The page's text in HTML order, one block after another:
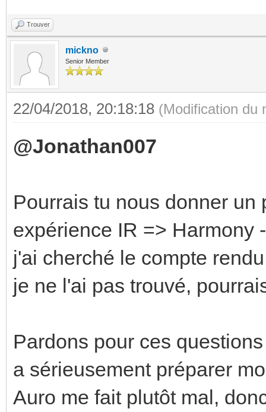
Trouver
mickno
Senior Member
22/04/2018, 20:18:18 (Modification du
@Jonathan007
Pourrais tu nous donner
expérience IR => Harmony
j'ai cherché le compte
je ne l'ai pas trouvé,
Pardons pour ces
a sérieusement préparer
Auro me fait plutôt mal,